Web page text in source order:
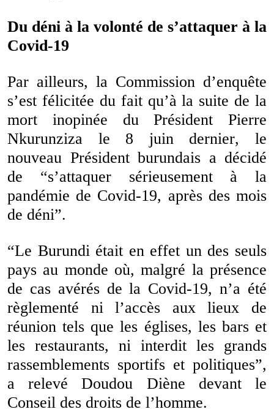
Du déni à la volonté de s’attaquer à la
Covid-19
Par ailleurs, la Commission d’enquête
s’est félicitée du fait qu’à la suite de la
mort inopinée du Président Pierre
Nkurunziza le 8 juin dernier, le
nouveau Président burundais a décidé
de “s’attaquer sérieusement à la
pandémie de Covid-19, après des mois
de déni”.
“Le Burundi était en effet un des seuls
pays au monde où, malgré la présence
de cas avérés de la Covid-19, n’a été
règlementé ni l’accès aux lieux de
réunion tels que les églises, les bars et
les restaurants, ni interdit les grands
rassemblements sportifs et politiques”,
a relevé Doudou Diène devant le
Conseil des droits de l’homme.